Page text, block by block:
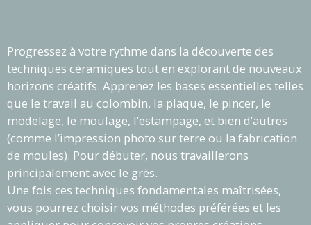
Progressez à votre rythme dans la découverte des
techniques céramiques tout en explorant de nouveaux
horizons créatifs. Apprenez les bases essentielles telles
que le travail au colombin, la plaque, le pincer, le
modelage, le moulage, l’estampage, et bien d’autres
(comme l’impression photo sur terre ou la fabrication
de moules). Pour débuter, nous travaillerons
principalement avec le grès.
Une fois ces techniques fondamentales maîtrisées,
vous pourrez choisir vos méthodes préférées et les